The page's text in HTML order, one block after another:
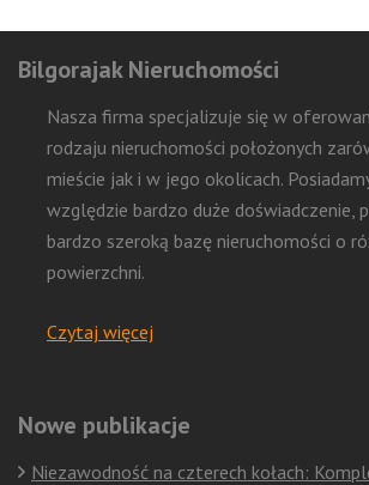
Bilgorajak Nieruchomości
Nasza firma specjalizuje się w
rodzaju nieruchomości położonych
mieście jak i w jego okolicach.
względzie bardzo duże doświadczenie,
bardzo szeroką bazę nieruchomości o
powierzchni.
Czytaj więcej
Nowe publikacje
Niezawodność na czterech kołach: